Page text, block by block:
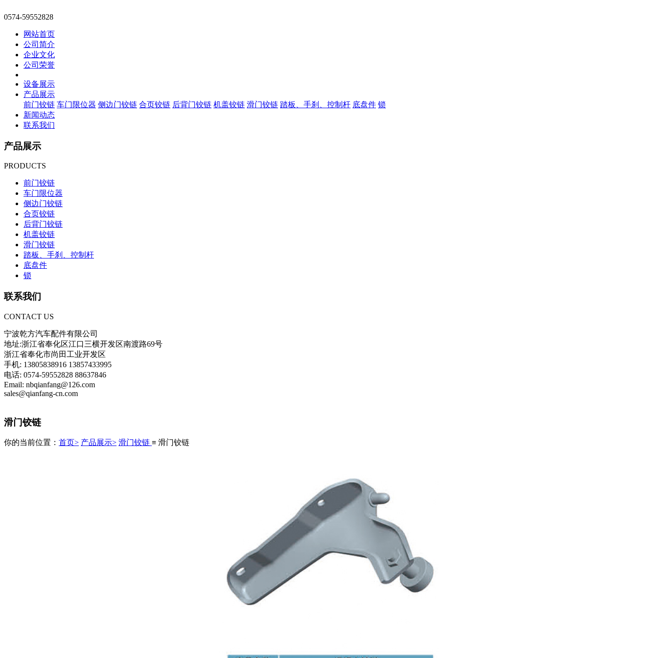
0574-59552828
网站首页
公司简介
企业文化
公司荣誉
设备展示
产品展示
前门铰链 车门限位器 侧边门铰链 合页铰链 后背门铰链 机盖铰链 滑门铰链 踏板、手刹、控制杆 底盘件 锁
新闻动态
联系我们
产品展示
PRODUCTS
前门铰链
车门限位器
侧边门铰链
合页铰链
后背门铰链
机盖铰链
滑门铰链
踏板、手刹、控制杆
底盘件
锁
联系我们
CONTACT US
宁波乾方汽车配件有限公司
地址:浙江省奉化区江口三横开发区南渡路69号
浙江省奉化市尚田工业开发区
手机: 13805838916 13857433995
电话: 0574-59552828 88637846
Email: nbqianfang@126.com
sales@qianfang-cn.com
滑门铰链
你的当前位置： 首页> 产品展示> 滑门铰链 ≡ 滑门铰链